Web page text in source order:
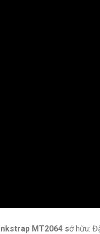
MT2064 sở hữu: